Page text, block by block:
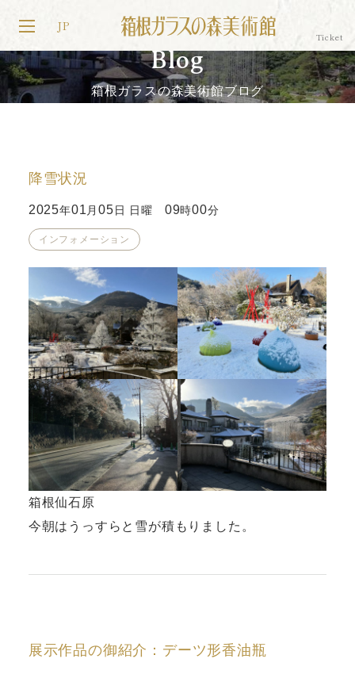
JP
Blog
箱根ガラスの森美術館ブログ
降雪状況
2025年01 月05 日 日曜 09時00分
インフォメーション
箱根仙石原
今朝はうっすらと雪が積もりました。
展示作品の御紹介：デーツ形香油瓶